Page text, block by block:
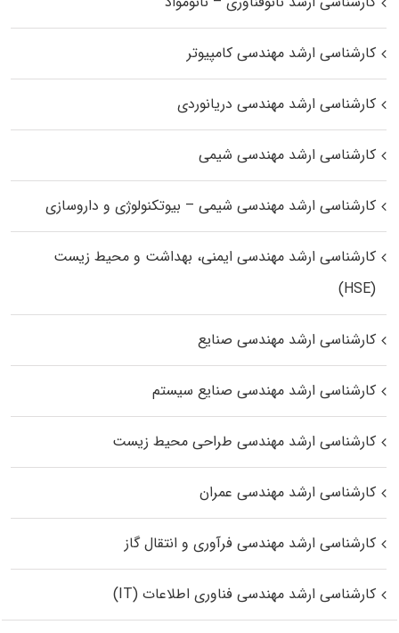
کارشناسی ارشد مهندسی کامپیوتر
کارشناسی ارشد مهندسی دریانوردی
کارشناسی ارشد مهندسی شیمی
کارشناسی ارشد مهندسی شیمی – بیوتکنولوژی و داروسازی
کارشناسی ارشد مهندسی ایمنی، بهداشت و محیط زیست
(HSE)
کارشناسی ارشد مهندسی صنایع
کارشناسی ارشد مهندسی صنایع سیستم
کارشناسی ارشد مهندسی طراحی محیط زیست
کارشناسی ارشد مهندسی عمران
کارشناسی ارشد مهندسی فرآوری و انتقال گاز
کارشناسی ارشد مهندسی فناوری اطلاعات (IT)